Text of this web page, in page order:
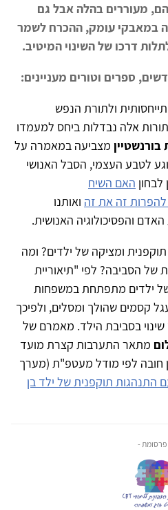
מעוררים בהלה אבל גם
במאבקי עומק, ההכרח לשמר
דרכו של השינוי המיטיב.
ספרים וטורים מעניינים:
ולתורת הנפש
אלה נבדלות ביחס למעמדו
מצביעה במאמרה על
לטבע העצמי, הסבל האנושי
האם השיח
להפרות זה את זה ואותנו
והפסיכולוגיה האנושית.
ומציקה של ילדים? ומה
של הסביבה? לפי "תיאוריית
של ילדים מתפתחת במשפחות
קסמים שהולך ומסלים, ולפיכך
שינוי בסביבת הילד. מאמרם של
מתאר התערבות קצרת מועד
חובה לפי מודל מעטפ"ת (מערך
התנהגות תוקפנית של ילד בן
פרסומת -